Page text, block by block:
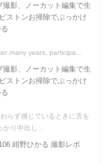
撮影、ノーカット編集で生
ストンお掃除でぶっかけ
many years, participa...
撮影、ノーカット編集で生
ストンお掃除でぶっかけ
らず感じているときに舌を
り中出し...
紺野ひかる 撮影レポ